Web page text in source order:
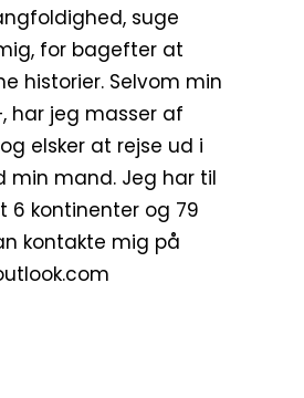
suge
for bagefter at
historier. Selvom min
har jeg masser af
elsker at rejse ud i
min mand. Jeg har til
6 kontinenter og 79
kontakte mig på